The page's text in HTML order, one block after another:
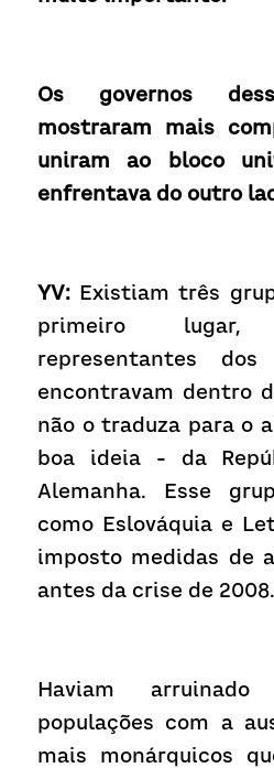
Os governos
mostraram mais
uniram ao bloco
enfrentava do outro
YV: Existiam três
primeiro
representantes
encontravam dentro
não o traduza para o
boa ideia - da
Alemanha. Esse
como Eslováquia e
imposto medidas de
antes da crise de 2008.
Haviam
populações com a
mais monárquicos